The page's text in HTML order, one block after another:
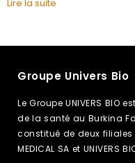
Lire la suite
Groupe Univers Bio
Le Groupe UNIVERS
de la santé au Burkina
constitué de deux filiales
MEDICAL SA et UNIVERS